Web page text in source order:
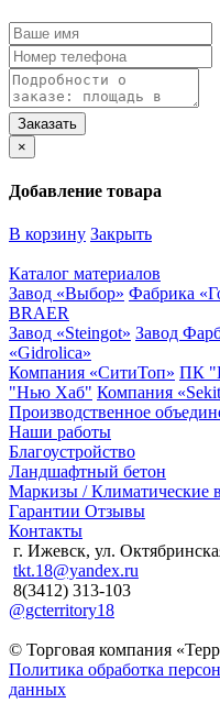
×
Добавление товара
В корзину Закрыть
Каталог материалов
Завод «Выбор» Фабрика
BRAER
Завод «Steingot» Завод
«Gidrolica»
Компания «СитиТоп» ПК
"Нью Хаб" Компания
Производственное
Наши работы
Благоустройство
Ландшафтный бетон
Маркизы / Климатические
Гарантии Отзывы
Контакты
г. Ижевск, ул.
tkt.18@yandex.ru
8(3412) 313-103
@gcterritory18
© Торговая компания
Политика обработка
данных